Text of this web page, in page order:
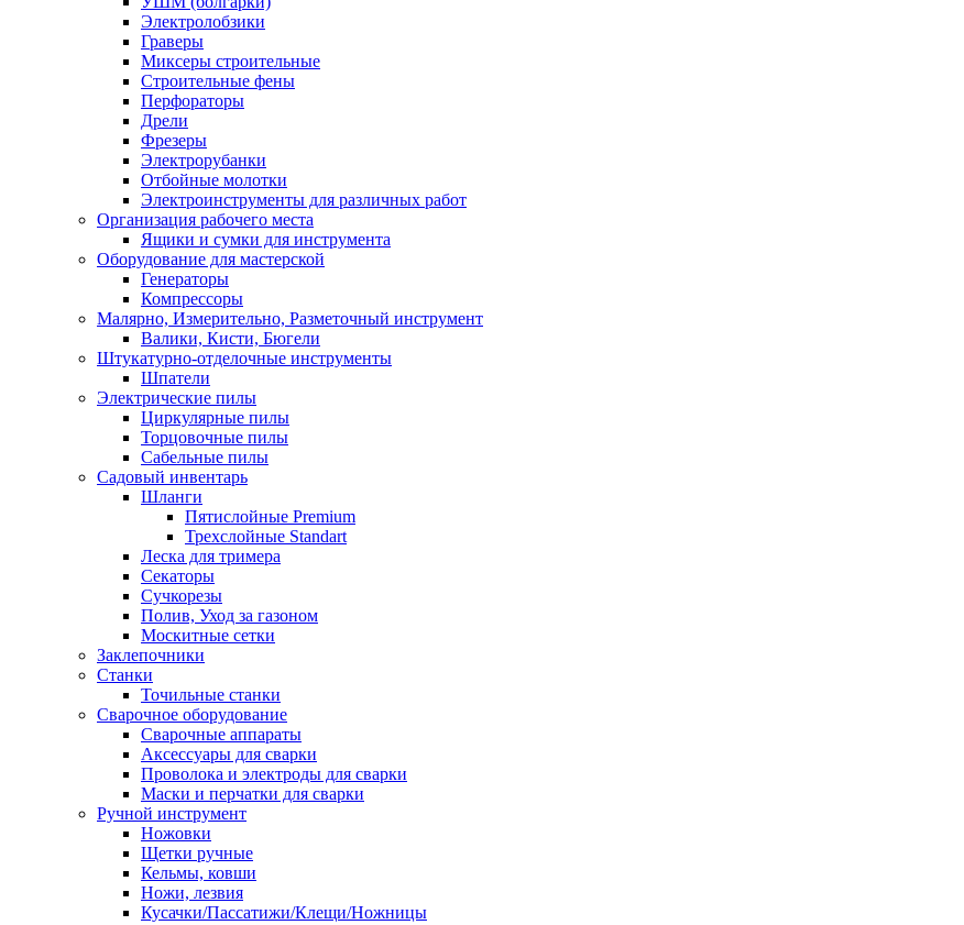
Электролобзики
Граверы
Миксеры строительные
Строительные фены
Перфораторы
Дрели
Фрезеры
Электрорубанки
Отбойные молотки
Электроинструменты для различных работ
Организация рабочего места
Ящики и сумки для инструмента
Оборудование для мастерской
Генераторы
Компрессоры
Малярно, Измерительно, Разметочный инструмент
Валики, Кисти, Бюгели
Штукатурно-отделочные инструменты
Шпатели
Электрические пилы
Циркулярные пилы
Торцовочные пилы
Сабельные пилы
Садовый инвентарь
Шланги
Пятислойные Premium
Трехслойные Standart
Леска для тримера
Секаторы
Сучкорезы
Полив, Уход за газоном
Москитные сетки
Заклепочники
Станки
Точильные станки
Сварочное оборудование
Сварочные аппараты
Аксессуары для сварки
Проволока и электроды для сварки
Маски и перчатки для сварки
Ручной инструмент
Ножовки
Щетки ручные
Кельмы, ковши
Ножи, лезвия
Кусачки/Пассатижи/Клещи/Ножницы